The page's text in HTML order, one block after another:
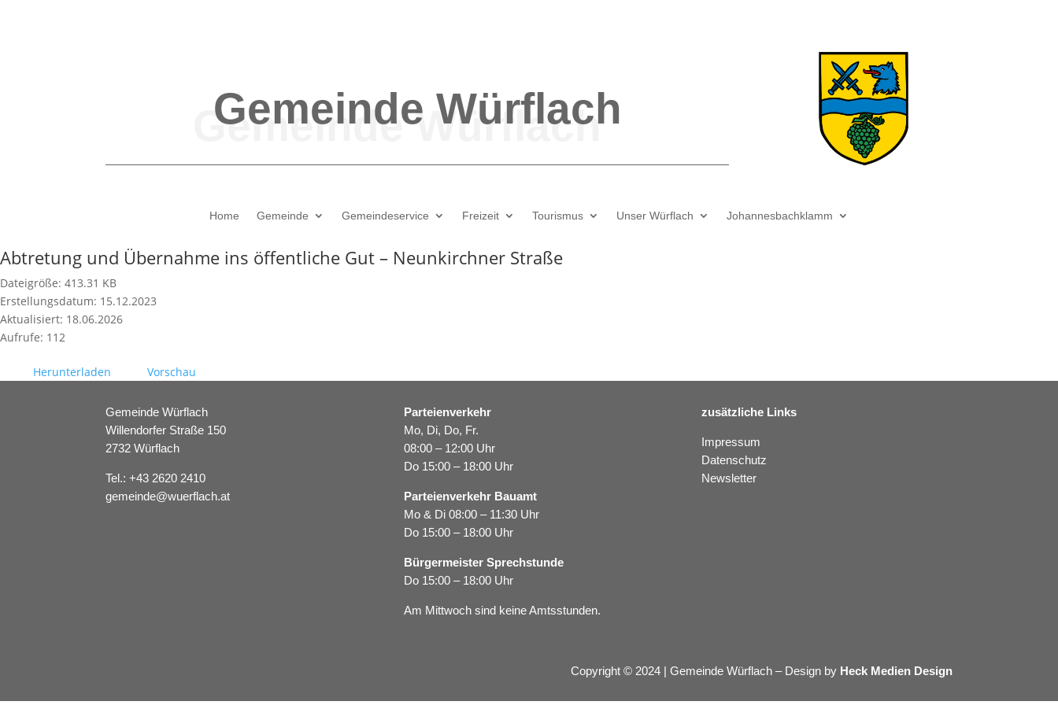
Gemeinde Würflach
Home Gemeinde Gemeindeservice Freizeit Tourismus Unser Würflach Johannesbachklamm
Abtretung und Übernahme ins öffentliche Gut – Neunkirchner Straße
Dateigröße: 413.31 KB
Erstellungsdatum: 15.12.2023
Aktualisiert: 18.06.2026
Aufrufe: 112
Herunterladen Vorschau
Gemeinde Würflach
Willendorfer Straße 150
2732 Würflach
Tel.:+43 2620 2410
gemeinde@wuerflach.at
Parteienverkehr
Mo, Di, Do, Fr.
08:00 – 12:00 Uhr
Do 15:00 – 18:00 Uhr
Parteienverkehr Bauamt
Mo & Di 08:00 – 11:30 Uhr
Do 15:00 – 18:00 Uhr
Bürgermeister Sprechstunde
Do 15:00 – 18:00 Uhr
Am Mittwoch sind keine Amtsstunden.
zusätzliche Links
Impressum
Datenschutz
Newsletter
Copyright © 2024 | Gemeinde Würflach – Design by Heck Medien Design